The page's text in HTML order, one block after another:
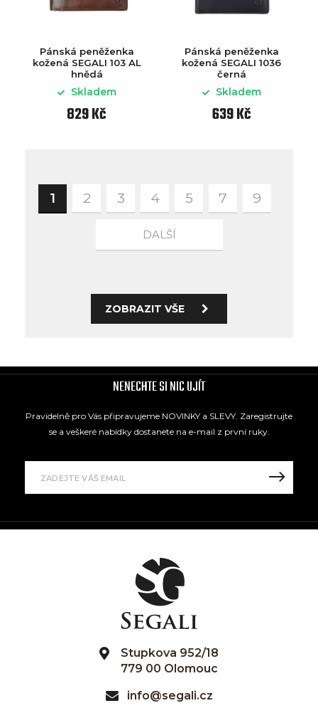
Pánská peněženka
kožená SEGALI 103 AL
hnědá
Skladem
829 Kč
Pánská peněženka
kožená SEGALI 1036
černá
Skladem
639 Kč
1 2 3 4 5 7 9
DALŠÍ
ZOBRAZIT VŠE
NENECHTE SI NIC UJÍT
Pravidelně pro Vás připravujeme NOVINKY a SLEVY. Zaregistrujte
se a veškeré nabídky dostanete na e-mail z první ruky.
Stupkova 952/18
779 00 Olomouc
info@segali.cz